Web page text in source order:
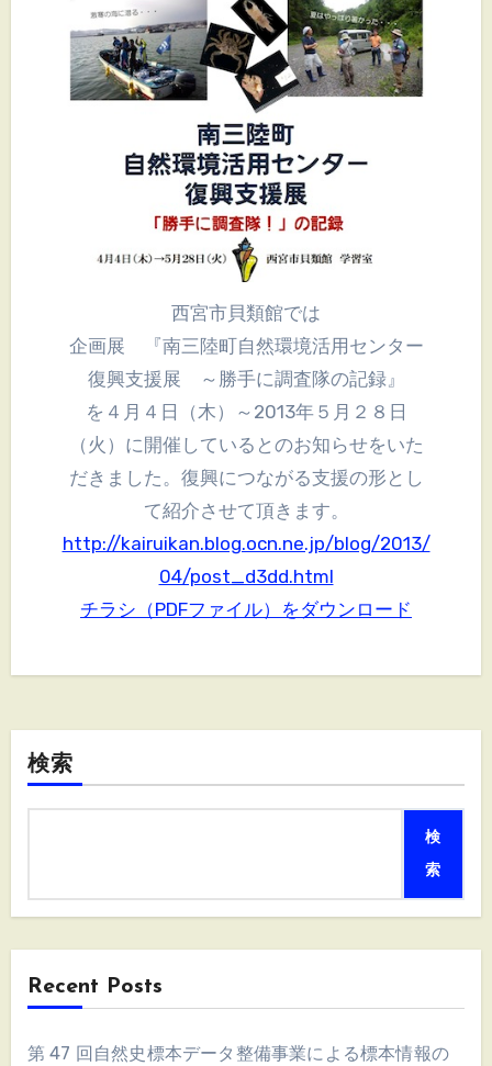
西宮市貝類館では
企画展 『南三陸町 自然環境活用センター
復興支援展 ～勝手に調査隊の記録』
を４月４日（木）～2013年５月２８日
（火）に開催しているとのお知らせをいた
だきました。復興につながる支援の形とし
て紹介させて頂きます。
http://kairuikan.blog.ocn.ne.jp/blog/2013/
04/post_d3dd.html
チラシ（PDFファイル）をダウンロード
検索
検
索
Recent Posts
第 47 回自然史標本データ整備事業による標本情報の